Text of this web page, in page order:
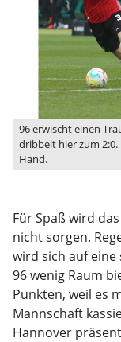
96 erwischt einen
dribbelt hier zum 2:0.
Hand.
Für Spaß wird
nicht sorgen.
wird sich auf
96 wenig Raum
Punkten, weil es
Mannschaft
Hannover